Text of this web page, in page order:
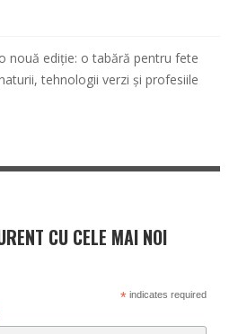
nouă ediție: o tabără pentru fete
tehnologii verzi și profesiile
CU CELE MAI NOI
*indicates required